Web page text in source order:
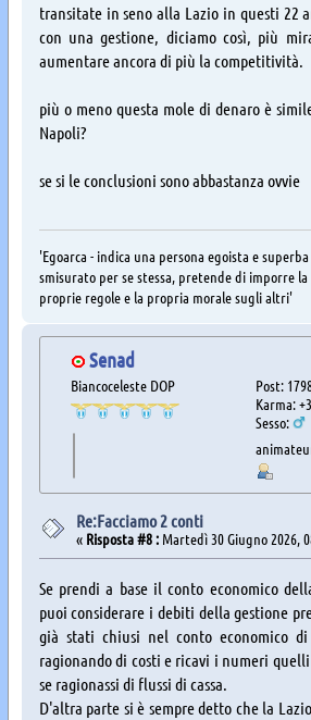
transitate in seno alla Lazio in questi 22
con una gestione, diciamo così, più
aumentare ancora di più la competitività.
più o meno questa mole di denaro è
Napoli?
se si le conclusioni sono abbastanza ovvie
'Egoarca - indica una persona egoista e
smisurato per se stessa, pretende di imporre
proprie regole e la propria morale sugli altri'
Senad
Biancoceleste DOP
Post:
Karma:
Sesso:
Re:Facciamo 2 conti
« Risposta #8 :Martedì 30 Giugno 2026,
Se prendi a base il conto economico
puoi considerare i debiti della gestione
già stati chiusi nel conto economico di
ragionando di costi e ricavi i numeri quelli
se ragionassi di flussi di cassa.
D'altra parte si è sempre detto che la